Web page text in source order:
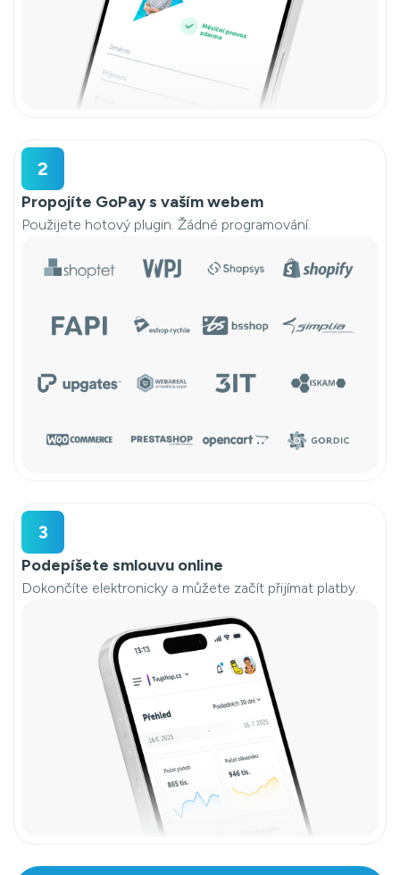
2
Propojíte GoPay s vaším webem
Použijete hotový plugin. Žádné programování.
3
Podepíšete smlouvu online
Dokončíte elektronicky a můžete začít přijímat platby.